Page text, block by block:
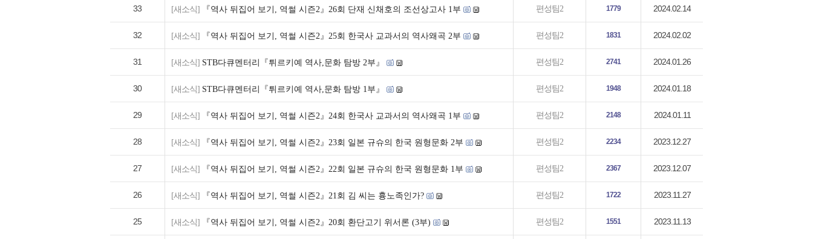
33 [새소식] 『역사 뒤집어 보기, 역썰 시즌2』26회 단재 신채호의 조선상고사 1부 편성팀2 1779 2024.02.14
32 [새소식] 『역사 뒤집어 보기, 역썰 시즌2』25회 한국사 교과서의 역사왜곡 2부 편성팀2 1831 2024.02.02
31 [새소식] STB다큐멘터리『튀르키예 역사,문화 탐방 2부』 편성팀2 2741 2024.01.26
30 [새소식] STB다큐멘터리『튀르키예 역사,문화 탐방 1부』 편성팀2 1948 2024.01.18
29 [새소식] 『역사 뒤집어 보기, 역썰 시즌2』24회 한국사 교과서의 역사왜곡 1부 편성팀2 2148 2024.01.11
28 [새소식] 『역사 뒤집어 보기, 역썰 시즌2』23회 일본 규슈의 한국 원형문화 2부 편성팀2 2234 2023.12.27
27 [새소식] 『역사 뒤집어 보기, 역썰 시즌2』22회 일본 규슈의 한국 원형문화 1부 편성팀2 2367 2023.12.07
26 [새소식] 『역사 뒤집어 보기, 역썰 시즌2』21회 김 씨는 흉노족인가? 편성팀2 1722 2023.11.27
25 [새소식] 『역사 뒤집어 보기, 역썰 시즌2』20회 환단고기 위서론 (3부) 편성팀2 1551 2023.11.13